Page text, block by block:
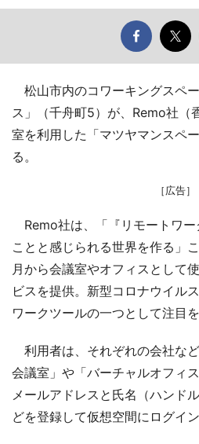
松山市内のコワーキングスペ
ス」（千舟町5）が、Remo社（
室を利用した「マツヤマンスペ
る。
［広告］
Remo社は、「『リモートワ
ことと感じられる世界を作る」
月から会議室やオフィスとして
ビスを提供。新型コロナウイル
ワークツールの一つとして注目を
利用者は、それぞれの会社な
会議室」や「バーチャルオフィ
メールアドレスと氏名（ハンド
どを登録して仮想空間にログイン